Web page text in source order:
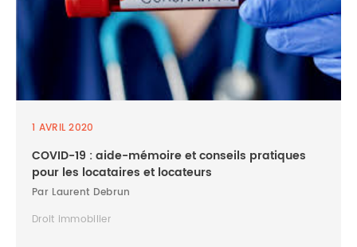
1 AVRIL 2020
COVID-19 : aide-mémoire et conseils pratiques
pour les locataires et locateurs
Par Laurent Debrun
Droit immobilier